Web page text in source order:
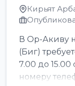
Кирьят
В Ор-Акиву
(Биг)
7.00 до 15.00
номеру